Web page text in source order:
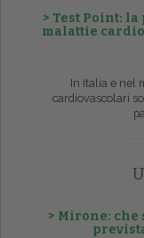
> Test Point:
malattie
In Italia e nel
cardiovascolari
> Mirone: che